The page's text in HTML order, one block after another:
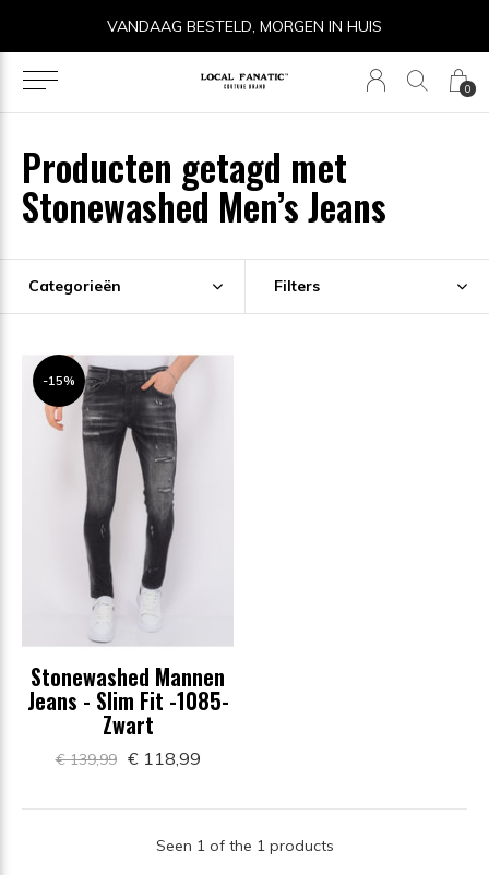
0
VANDAAG BESTELD, MORGEN IN HUIS
Producten getagd met
Stonewashed Men’s Jeans
Categorieën Filters
-15%
Stonewashed Mannen
Jeans - Slim Fit -1085-
Zwart
€ 139,99 € 118,99
Seen 1 of the 1 products